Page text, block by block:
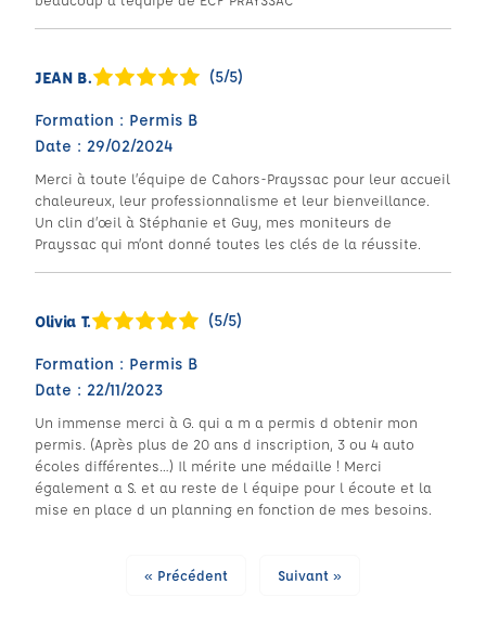
JEAN B. (5/5)
Formation : Permis B
Date : 29/02/2024
Merci à toute l’équipe de Cahors-Prayssac pour leur accueil
chaleureux, leur professionnalisme et leur bienveillance.
Un clin d’œil à Stéphanie et Guy, mes moniteurs de
Prayssac qui m’ont donné toutes les clés de la réussite.
Olivia T. (5/5)
Formation : Permis B
Date : 22/11/2023
Un immense merci à G. qui a m a permis d obtenir mon
permis. (Après plus de 20 ans d inscription, 3 ou 4 auto
écoles différentes…) Il mérite une médaille ! Merci
également a S. et au reste de l équipe pour l écoute et la
mise en place d un planning en fonction de mes besoins.
« Précédent Suivant »